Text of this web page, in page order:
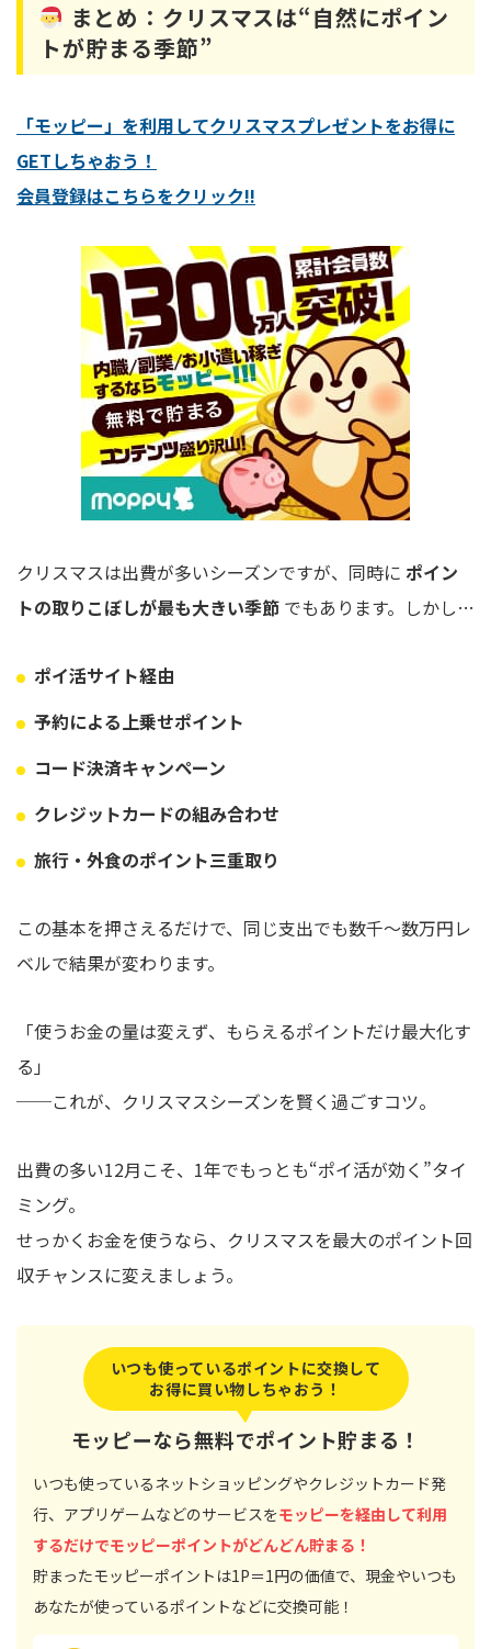
まとめ：クリスマスは“自然にポイン
トが貯まる季節”
「モッピー」を利用してクリスマスプレゼントをお得に
GETしちゃおう！
会員登録はこちらをクリック!!
クリスマスは出費が多いシーズンですが、同時に ポイン
トの取りこぼしが最も大きい季節 でもあります。しかし…
ポイ活サイト経由
予約による上乗せポイント
コード決済キャンペーン
クレジットカードの組み合わせ
旅行・外食のポイント三重取り
この基本を押さえるだけで、同じ支出でも数千〜数万円レ
ベルで結果が変わります。
「使うお金の量は変えず、もらえるポイントだけ最大化す
る」
──これが、クリスマスシーズンを賢く過ごすコツ。
出費の多い12月こそ、1年でもっとも“ポイ活が効く”タイ
ミング。
せっかくお金を使うなら、クリスマスを最大のポイント回
収チャンスに変えましょう。
いつも使っているポイントに交換して
お得に買い物しちゃおう！
モッピーなら無料でポイント貯まる！
いつも使っているネットショッピングやクレジットカード発
行、アプリゲームなどのサービスをモッピーを経由して利用
するだけでモッピーポイントがどんどん貯まる！
貯まったモッピーポイントは1P＝1円の価値で、現金やいつも
あなたが使っているポイントなどに交換可能！